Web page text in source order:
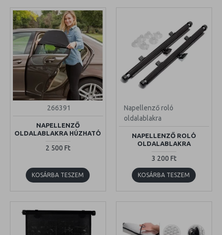
266391
NAPELLENZŐ
OLDALABLAKRA HÚZHATÓ
2 500 Ft
KOSÁRBA TESZEM
Napellenző roló
oldalablakra
NAPELLENZŐ ROLÓ
OLDALABLAKRA
3 200 Ft
KOSÁRBA TESZEM